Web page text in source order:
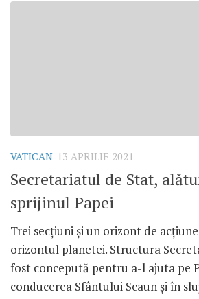
VATICAN 13 APRILIE 2021
Secretariatul de Stat,
sprijinul Papei
Trei secțiuni și un orizont de
orizontul planetei. Structura
fost concepută pentru a-l ajuta pe
conducerea Sfântului Scaun și în